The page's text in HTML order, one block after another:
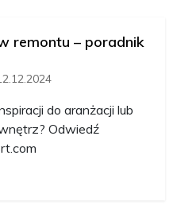
remontu – poradnik
do aranżacji lub
Odwiedź